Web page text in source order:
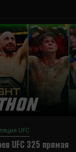
UFC
UFC 325 прямая